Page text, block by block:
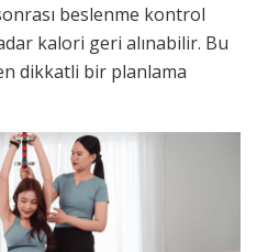
beslenme kontrol
kalori geri alınabilir. Bu
dikkatli bir planlama